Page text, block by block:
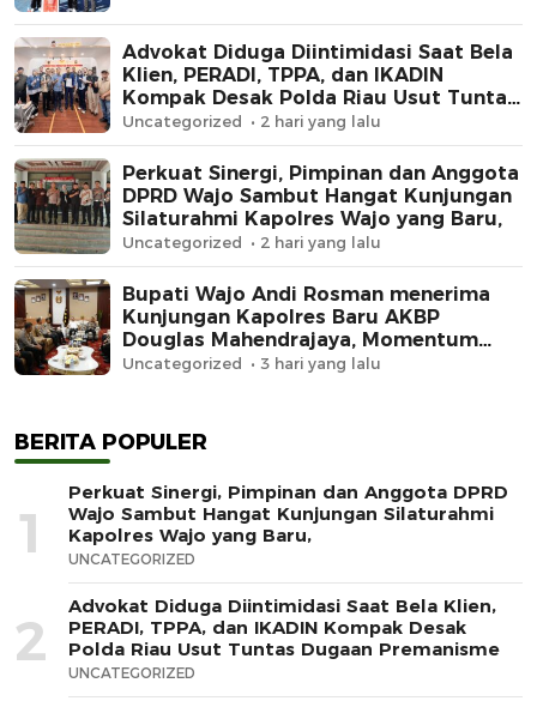
Advokat Diduga Diintimidasi Saat Bela
Klien, PERADI, TPPA, dan IKADIN
Kompak Desak Polda Riau Usut Tuntas
Dugaan Premanisme
Uncategorized 2 hari yang lalu
Perkuat Sinergi, Pimpinan dan Anggota
DPRD Wajo Sambut Hangat Kunjungan
Silaturahmi Kapolres Wajo yang Baru,
Uncategorized 2 hari yang lalu
Bupati Wajo Andi Rosman menerima
Kunjungan Kapolres Baru AKBP
Douglas Mahendrajaya, Momentum
Memperkuat Sinergi
Uncategorized 3 hari yang lalu
BERITA POPULER
1
Perkuat Sinergi, Pimpinan dan Anggota DPRD
Wajo Sambut Hangat Kunjungan Silaturahmi
Kapolres Wajo yang Baru,
UNCATEGORIZED
2
Advokat Diduga Diintimidasi Saat Bela Klien,
PERADI, TPPA, dan IKADIN Kompak Desak
Polda Riau Usut Tuntas Dugaan Premanisme
UNCATEGORIZED